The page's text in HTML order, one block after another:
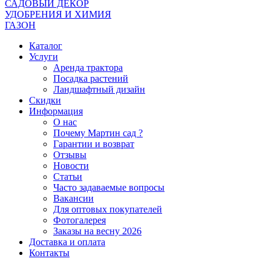
САДОВЫЙ ДЕКОР
УДОБРЕНИЯ И ХИМИЯ
ГАЗОН
Каталог
Услуги
Аренда трактора
Посадка растений
Ландшафтный дизайн
Скидки
Информация
О нас
Почему Мартин сад ?
Гарантии и возврат
Отзывы
Новости
Статьи
Часто задаваемые вопросы
Вакансии
Для оптовых покупателей
Фотогалерея
Заказы на весну 2026
Доставка и оплата
Контакты